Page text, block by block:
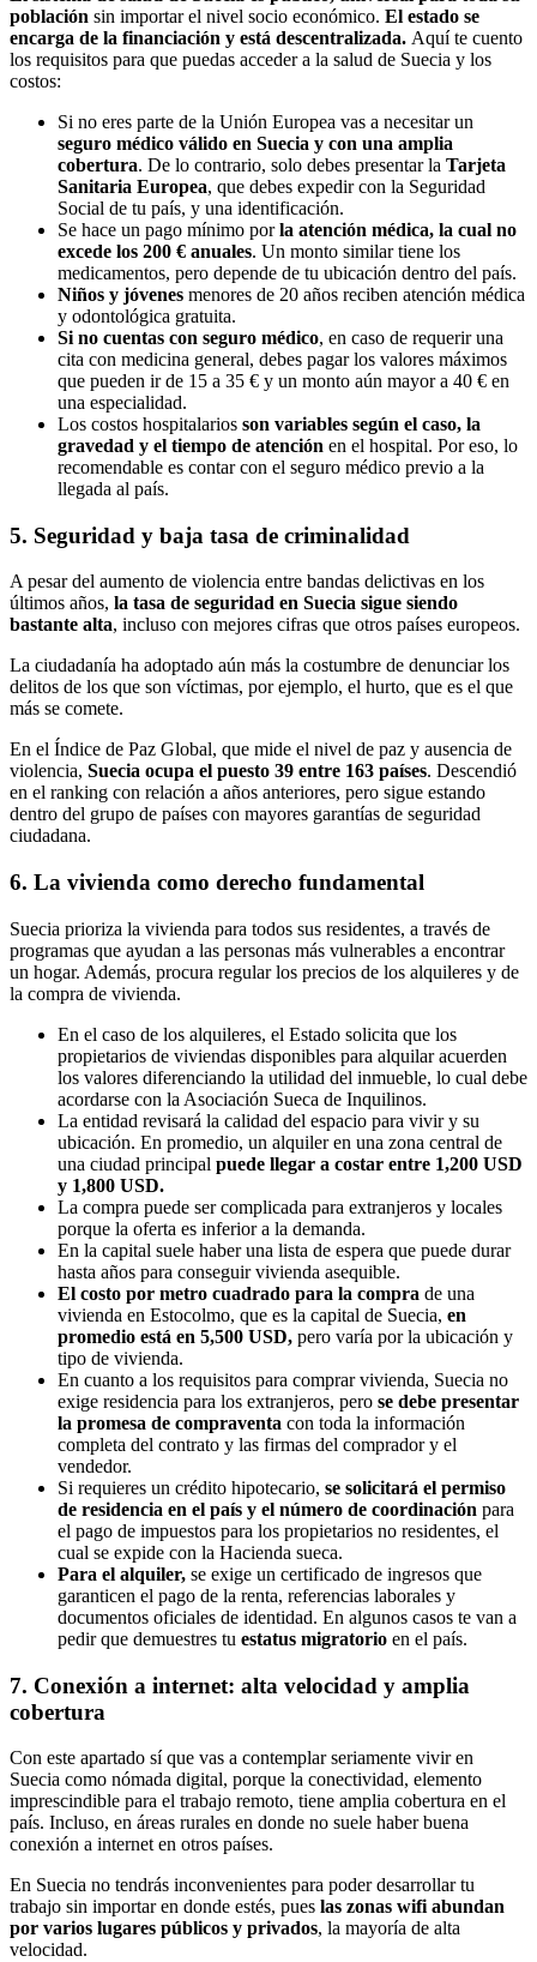
población sin importar el nivel socio económico. El estado se
encarga de la financiación y está descentralizada. Aquí te cuento
los requisitos para que puedas acceder a la salud de Suecia y los
costos:
Si no eres parte de la Unión Europea vas a necesitar un
seguro médico válido en Suecia y con una amplia
cobertura. De lo contrario, solo debes presentar la Tarjeta
Sanitaria Europea, que debes expedir con la Seguridad
Social de tu país, y una identificación.
Se hace un pago mínimo porla atención médica, la cual no
excede los 200 € anuales. Un monto similar tiene los
medicamentos, pero depende de tu ubicación dentro del país.
Niños y jóvenes menores de 20 años reciben atención médica
y odontológica gratuita.
Si no cuentas con seguro médico, en caso de requerir una
cita con medicina general, debes pagar los valores máximos
que pueden ir de 15 a 35 € y un monto aún mayor a 40 € en
una especialidad.
Los costos hospitalarios son variables según el caso, la
gravedad y el tiempo de atención en el hospital. Por eso, lo
recomendable es contar con el seguro médico previo a la
llegada al país.
5. Seguridad y baja tasa de criminalidad
A pesar del aumento de violencia entre bandas delictivas en los
últimos años, la tasa de seguridad en Suecia sigue siendo
bastante alta, incluso con mejores cifras que otros países europeos.
La ciudadanía ha adoptado aún más la costumbre de denunciar los
delitos de los que son víctimas, por ejemplo, el hurto, que es el que
más se comete.
En el Índice de Paz Global, que mide el nivel de paz y ausencia de
violencia, Suecia ocupa el puesto 39 entre 163 países. Descendió
en el ranking con relación a años anteriores, pero sigue estando
dentro del grupo de países con mayores garantías de seguridad
ciudadana.
6. La vivienda como derecho fundamental
Suecia prioriza la vivienda para todos sus residentes, a través de
programas que ayudan a las personas más vulnerables a encontrar
un hogar. Además, procura regular los precios de los alquileres y de
la compra de vivienda.
En el caso de los alquileres, el Estado solicita que los
propietarios de viviendas disponibles para alquilar acuerden
los valores diferenciando la utilidad del inmueble, lo cual debe
acordarse con la Asociación Sueca de Inquilinos.
La entidad revisará la calidad del espacio para vivir y su
ubicación. En promedio, un alquiler en una zona central de
una ciudad principal puede llegar a costar entre 1,200 USD
y 1,800 USD.
La compra puede ser complicada para extranjeros y locales
porque la oferta es inferior a la demanda.
En la capital suele haber una lista de espera que puede durar
hasta años para conseguir vivienda asequible.
El costo por metro cuadrado para la compra de una
vivienda en Estocolmo, que es la capital de Suecia, en
promedio está en 5,500 USD, pero varía por la ubicación y
tipo de vivienda.
En cuanto a los requisitos para comprar vivienda, Suecia no
exige residencia para los extranjeros, pero se debe presentar
la promesa de compraventa con toda la información
completa del contrato y las firmas del comprador y el
vendedor.
Si requieres un crédito hipotecario, se solicitará el permiso
de residencia en el país y el número de coordinación para
el pago de impuestos para los propietarios no residentes, el
cual se expide con la Hacienda sueca.
Para el alquiler, se exige un certificado de ingresos que
garanticen el pago de la renta, referencias laborales y
documentos oficiales de identidad. En algunos casos te van a
pedir que demuestres tu estatus migratorio en el país.
7. Conexión a internet: alta velocidad y amplia
cobertura
Con este apartado sí que vas a contemplar seriamente vivir en
Suecia como nómada digital, porque la conectividad, elemento
imprescindible para el trabajo remoto, tiene amplia cobertura en el
país. Incluso, en áreas rurales en donde no suele haber buena
conexión a internet en otros países.
En Suecia no tendrás inconvenientes para poder desarrollar tu
trabajo sin importar en donde estés, pues las zonas wifi abundan
por varios lugares públicos y privados, la mayoría de alta
velocidad.